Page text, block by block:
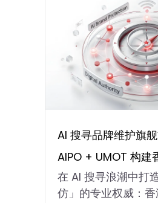
AI 搜寻品牌维护旗
AIPO + UMOT 构建
位专业权威
在 AI 搜寻浪潮中打
仿」的专业权威：